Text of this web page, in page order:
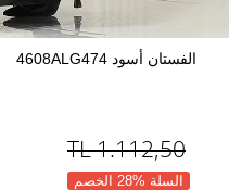
الفستان أسود 4608ALG474
1.112,50
TL
السلة %28 الخصم